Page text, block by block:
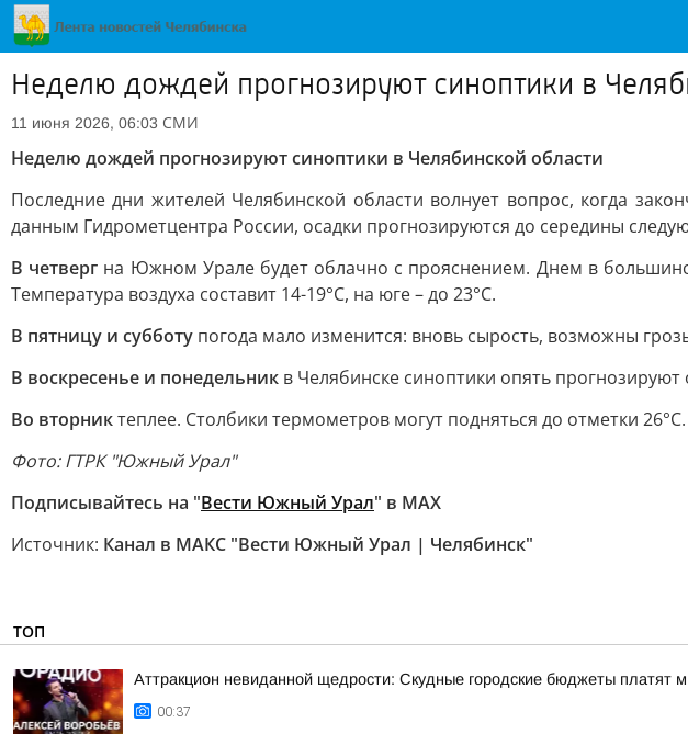
Неделю дождей прогнозируют синоптики в
11 июня 2026, 06:03 СМИ
Неделю дождей прогнозируют синоптики в Челябинской области
Последние дни жителей Челябинской области волнует вопрос, когда
данным Гидрометцентра России, осадки прогнозируются до середины
В четверг на Южном Урале будет облачно с прояснением. Днем в
Температура воздуха составит 14-19°С, на юге – до 23°С.
В пятницу и субботу погода мало изменится: вновь сырость, возможны
В воскресенье и понедельник в Челябинске синоптики опять
Во вторниктеплее. Столбики термометров могут подняться до отметки
Фото: ГТРК "Южный Урал"
Подписывайтесь на "Вести Южный Урал" в MAХ
Источник: Канал в МАКС "Вести Южный Урал | Челябинск"
ТОП
Аттракцион невиданной щедрости: Скудные городские бюджеты платят
00:37